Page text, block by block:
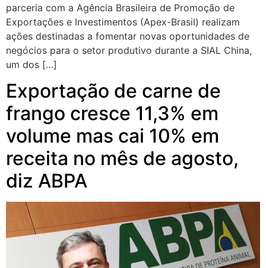
parceria com a Agência Brasileira de Promoção de
Exportações e Investimentos (Apex-Brasil) realizam
ações destinadas a fomentar novas oportunidades de
negócios para o setor produtivo durante a SIAL China,
um dos […]
Exportação de carne de
frango cresce 11,3% em
volume mas cai 10% em
receita no mês de agosto,
diz ABPA